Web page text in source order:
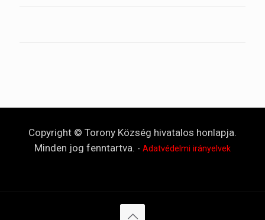
Copyright © Torony Község hivatalos honlapja.
Minden jog fenntartva. - Adatvédelmi irányelvek